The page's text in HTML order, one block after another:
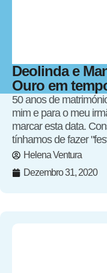
Deolinda e
Ouro em
50 anos de
mim e para o meu
marcar esta data.
tínhamos de fazer
Helena Ventura
Dezembro 31, 2020